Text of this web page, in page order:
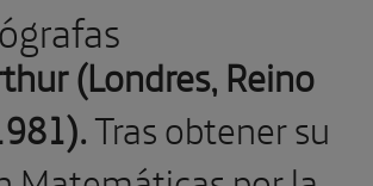
(Londres, Reino
Tras obtener su